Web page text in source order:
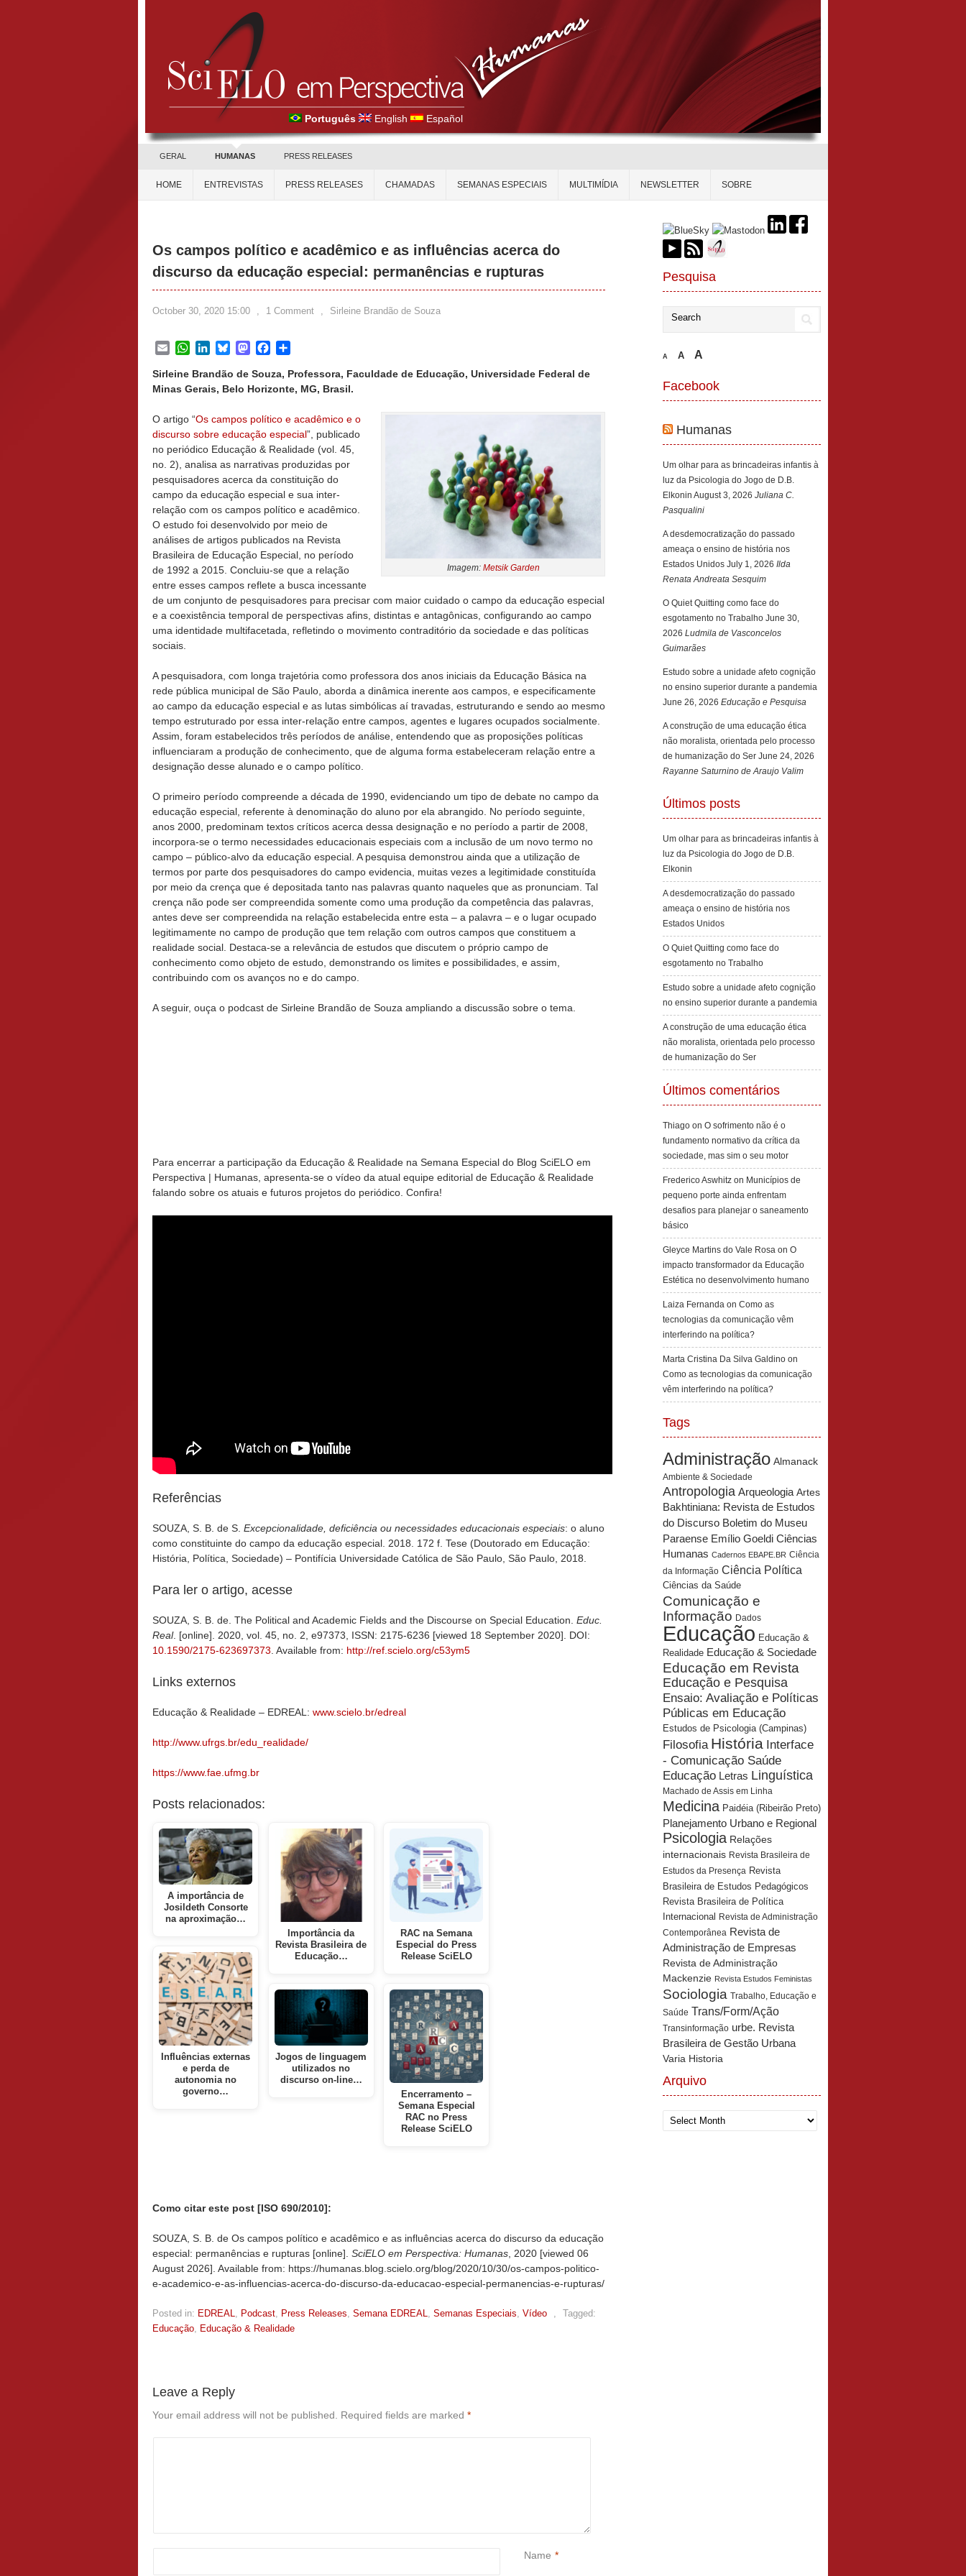
Português English Español
GERAL HUMANAS PRESS RELEASES
HOME ENTREVISTAS PRESS RELEASES CHAMADAS SEMANAS ESPECIAIS MULTIMÍDIA NEWSLETTER SOBRE
Os campos político e acadêmico e as influências acerca do
discurso da educação especial: permanências e rupturas
October 30, 2020 15:00 , 1 Comment , Sirleine Brandão de Souza
EmailWhatsApp
LinkedInBlueskyMastodonFacebook
Sirleine Brandão de Souza, Professora, Faculdade de Educação, Universidade Federal de
Minas Gerais, Belo Horizonte, MG, Brasil.
Imagem: Metsik Garden
O artigo “Os campos político e acadêmico e o
discurso sobre educação especial”, publicado
no periódico Educação & Realidade (vol. 45,
no. 2), analisa as narrativas produzidas por
pesquisadores acerca da constituição do
campo da educação especial e sua inter-
relação com os campos político e acadêmico.
O estudo foi desenvolvido por meio de
análises de artigos publicados na Revista
Brasileira de Educação Especial, no período
de 1992 a 2015. Concluiu-se que a relação
entre esses campos reflete a busca incessante
de um conjunto de pesquisadores para precisar com maior cuidado o campo da educação especial
e a coexistência temporal de perspectivas afins, distintas e antagônicas, configurando ao campo
uma identidade multifacetada, refletindo o movimento contraditório da sociedade e das políticas
sociais.
A pesquisadora, com longa trajetória como professora dos anos iniciais da Educação Básica na
rede pública municipal de São Paulo, aborda a dinâmica inerente aos campos, e especificamente
ao campo da educação especial e as lutas simbólicas aí travadas, estruturando e sendo ao mesmo
tempo estruturado por essa inter-relação entre campos, agentes e lugares ocupados socialmente.
Assim, foram estabelecidos três períodos de análise, entendendo que as proposições políticas
influenciaram a produção de conhecimento, que de alguma forma estabeleceram relação entre a
designação desse alunado e o campo político.
O primeiro período compreende a década de 1990, evidenciando um tipo de debate no campo da
educação especial, referente à denominação do aluno por ela abrangido. No período seguinte,
anos 2000, predominam textos críticos acerca dessa designação e no período a partir de 2008,
incorpora-se o termo necessidades educacionais especiais com a inclusão de um novo termo no
campo – público-alvo da educação especial. A pesquisa demonstrou ainda que a utilização de
termos por parte dos pesquisadores do campo evidencia, muitas vezes a legitimidade constituída
por meio da crença que é depositada tanto nas palavras quanto naqueles que as pronunciam. Tal
crença não pode ser compreendida somente como uma produção da competência das palavras,
antes deve ser compreendida na relação estabelecida entre esta – a palavra – e o lugar ocupado
legitimamente no campo de produção que tem relação com outros campos que constituem a
realidade social. Destaca-se a relevância de estudos que discutem o próprio campo de
conhecimento como objeto de estudo, demonstrando os limites e possibilidades, e assim,
contribuindo com os avanços no e do campo.
A seguir, ouça o podcast de Sirleine Brandão de Souza ampliando a discussão sobre o tema.
Para encerrar a participação da Educação & Realidade na Semana Especial do Blog SciELO em
Perspectiva | Humanas, apresenta-se o vídeo da atual equipe editorial de Educação & Realidade
falando sobre os atuais e futuros projetos do periódico. Confira!
Referências
SOUZA, S. B. de S. Excepcionalidade, deficiência ou necessidades educacionais especiais: o aluno
como constituinte do campo da educação especial. 2018. 172 f. Tese (Doutorado em Educação:
História, Política, Sociedade) – Pontifícia Universidade Católica de São Paulo, São Paulo, 2018.
Para ler o artigo, acesse
SOUZA, S. B. de. The Political and Academic Fields and the Discourse on Special Education. Educ.
Real. [online]. 2020, vol. 45, no. 2, e97373, ISSN: 2175-6236 [viewed 18 September 2020]. DOI:
10.1590/2175-623697373 . Available from: http://ref.scielo.org/c53ym5
Links externos
Educação & Realidade – EDREAL: www.scielo.br/edreal
http://www.ufrgs.br/edu_realidade/
https://www.fae.ufmg.br
Posts relacionados:
A importância de
Josildeth Consorte
na aproximação…
Influências externas
e perda de
autonomia no
governo…
Importância da
Revista Brasileira de
Educação…
Jogos de linguagem
utilizados no
discurso on-line…
RAC na Semana
Especial do Press
Release SciELO
Encerramento –
Semana Especial
RAC no Press
Release SciELO
Como citar este post [ISO 690/2010]:
SOUZA, S. B. de Os campos político e acadêmico e as influências acerca do discurso da educação
especial: permanências e rupturas [online]. SciELO em Perspectiva: Humanas , 2020 [viewed 06
August 2026]. Available from: https://humanas.blog.scielo.org/blog/2020/10/30/os-campos-politico-
e-academico-e-as-influencias-acerca-do-discurso-da-educacao-especial-permanencias-e-rupturas/
Posted in: EDREAL Podcast Press Releases Semana EDREAL Semanas Especiais Vídeo
Tagged:
Educação
Educação & Realidade
Leave a Reply
Your email address will not be published. Required fields are marked *
Name *
Pesquisa
A A A
Facebook
Humanas
Um olhar para as brincadeiras infantis à
luz da Psicologia do Jogo de D.B.
Elkonin August 3, 2026 Juliana C.
Pasqualini
A desdemocratização do passado
ameaça o ensino de história nos
Estados Unidos July 1, 2026 Ilda
Renata Andreata Sesquim
O Quiet Quitting como face do
esgotamento no Trabalho June 30,
2026 Ludmila de Vasconcelos
Guimarães
Estudo sobre a unidade afeto cognição
no ensino superior durante a pandemia
June 26, 2026 Educação e Pesquisa
A construção de uma educação ética
não moralista, orientada pelo processo
de humanização do Ser June 24, 2026
Rayanne Saturnino de Araujo Valim
Últimos posts
Um olhar para as brincadeiras infantis à
luz da Psicologia do Jogo de D.B.
Elkonin
A desdemocratização do passado
ameaça o ensino de história nos
Estados Unidos
O Quiet Quitting como face do
esgotamento no Trabalho
Estudo sobre a unidade afeto cognição
no ensino superior durante a pandemia
A construção de uma educação ética
não moralista, orientada pelo processo
de humanização do Ser
Últimos comentários
Thiago on O sofrimento não é o
fundamento normativo da crítica da
sociedade, mas sim o seu motor
Frederico Aswhitz on Municípios de
pequeno porte ainda enfrentam
desafios para planejar o saneamento
básico
Gleyce Martins do Vale Rosa on O
impacto transformador da Educação
Estética no desenvolvimento humano
Laiza Fernanda on Como as
tecnologias da comunicação vêm
interferindo na política?
Marta Cristina Da Silva Galdino on
Como as tecnologias da comunicação
vêm interferindo na política?
Tags
Administração Almanack
Ambiente & Sociedade
Antropologia Arqueologia Artes
Bakhtiniana: Revista de Estudos
do Discurso Boletim do Museu
Paraense Emílio Goeldi Ciências
Humanas Cadernos EBAPE.BR Ciência
da Informação Ciência Política
Ciências da Saúde
Comunicação e
Informação Dados
Educação Educação &
Realidade Educação & Sociedade
Educação em Revista
Educação e Pesquisa
Ensaio: Avaliação e Políticas
Públicas em Educação
Estudos de Psicologia (Campinas)
Filosofia História Interface
- Comunicação Saúde
Educação Letras Linguística
Machado de Assis em Linha
Medicina Paidéia (Ribeirão Preto)
Planejamento Urbano e Regional
Psicologia Relações
internacionais Revista Brasileira de
Estudos da Presença Revista
Brasileira de Estudos Pedagógicos
Revista Brasileira de Política
Internacional Revista de Administração
Contemporânea Revista de
Administração de Empresas
Revista de Administração
Mackenzie Revista Estudos Feministas
Sociologia Trabalho, Educação e
Saúde Trans/Form/Ação
Transinformação urbe. Revista
Brasileira de Gestão Urbana
Varia Historia
Arquivo
Arquivo